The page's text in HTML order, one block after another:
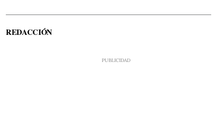
REDACCIÓN